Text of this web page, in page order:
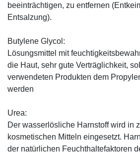
beeinträchtigen, zu entfernen
Entsalzung).
Butylene Glycol:
Lösungsmittel mit
die Haut, sehr gute Verträglichkeit,
verwendeten Produkten dem
werden
Urea:
Der wasserlösliche Harnstoff wird in
kosmetischen Mitteln eingesetzt.
der natürlichen Feuchthaltefaktoren